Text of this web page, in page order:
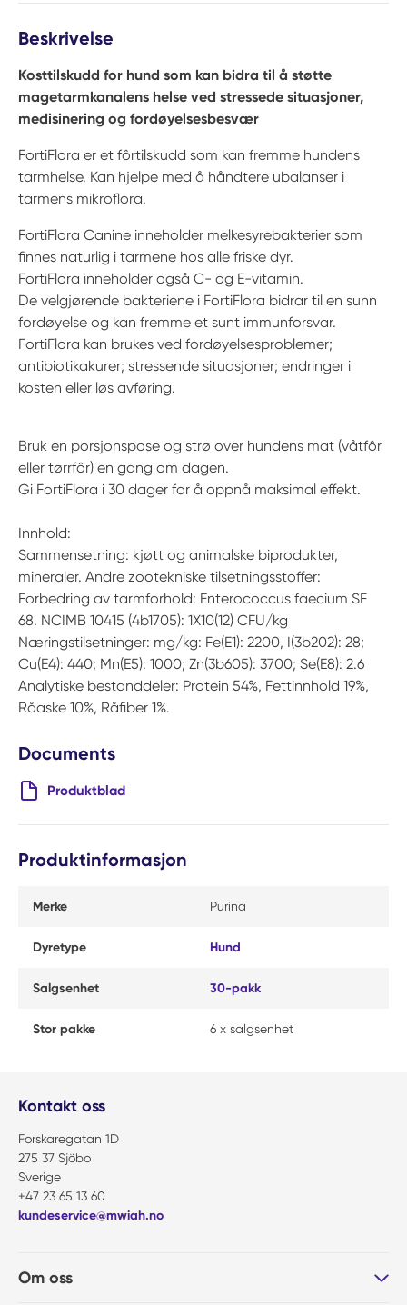
Beskrivelse
Kosttilskudd for hund som kan bidra til å støtte
magetarmkanalens helse ved stressede situasjoner,
medisinering og fordøyelsesbesvær
FortiFlora er et fôrtilskudd som kan fremme hundens
tarmhelse. Kan hjelpe med å håndtere ubalanser i
tarmens mikroflora.
FortiFlora Canine inneholder melkesyrebakterier som
finnes naturlig i tarmene hos alle friske dyr.
FortiFlora inneholder også C- og E-vitamin.
De velgjørende bakteriene i FortiFlora bidrar til en sunn
fordøyelse og kan fremme et sunt immunforsvar.
FortiFlora kan brukes ved fordøyelsesproblemer;
antibiotikakurer; stressende situasjoner; endringer i
kosten eller løs avføring.
Bruk en porsjonspose og strø over hundens mat (våtfôr
eller tørrfôr) en gang om dagen.
Gi FortiFlora i 30 dager for å oppnå maksimal effekt.
Innhold:
Sammensetning: kjøtt og animalske biprodukter,
mineraler. Andre zootekniske tilsetningsstoffer:
Forbedring av tarmforhold: Enterococcus faecium SF
68. NCIMB 10415 (4b1705): 1X10(12) CFU/kg
Næringstilsetninger: mg/kg: Fe(E1): 2200, I(3b202): 28;
Cu(E4): 440; Mn(E5): 1000; Zn(3b605): 3700; Se(E8): 2.6
Analytiske bestanddeler: Protein 54%, Fettinnhold 19%,
Råaske 10%, Råfiber 1%.
Documents
Produktblad
Produktinformasjon
Merke Purina
Dyretype Hund
Salgsenhet 30-pakk
Stor pakke 6 x salgsenhet
Kontakt oss
Forskaregatan 1D
275 37 Sjöbo
Sverige
+47 23 65 13 60
kundeservice@mwiah.no
Om oss